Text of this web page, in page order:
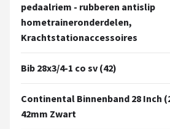
pedaalriem - rubberen antislip
hometraineronderdelen,
Krachtstationaccessoires
Bib 28x3/4-1 co sv (42)
Continental Binnenband 28 Inch
42mm Zwart